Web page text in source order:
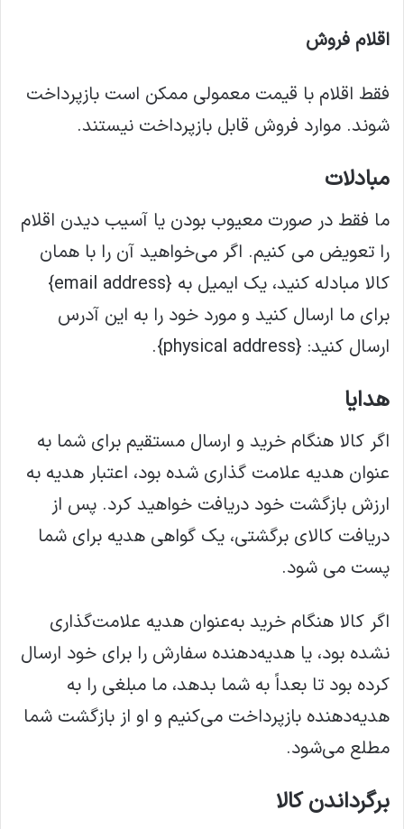
اقلام فروش
فقط اقلام با قیمت معمولی ممکن است بازپرداخت
شوند. موارد فروش قابل بازپرداخت نیستند.
مبادلات
ما فقط در صورت معیوب بودن یا آسیب دیدن اقلام
را تعویض می کنیم. اگر می‌خواهید آن را با همان
کالا مبادله کنید، یک ایمیل به {email address}
برای ما ارسال کنید و مورد خود را به این آدرس
ارسال کنید: {physical address}.
هدایا
اگر کالا هنگام خرید و ارسال مستقیم برای شما به
عنوان هدیه علامت گذاری شده بود، اعتبار هدیه به
ارزش بازگشت خود دریافت خواهید کرد. پس از
دریافت کالای برگشتی، یک گواهی هدیه برای شما
پست می شود.
اگر کالا هنگام خرید به‌عنوان هدیه علامت‌گذاری
نشده بود، یا هدیه‌دهنده سفارش را برای خود ارسال
کرده بود تا بعداً به شما بدهد، ما مبلغی را به
هدیه‌دهنده بازپرداخت می‌کنیم و او از بازگشت شما
مطلع می‌شود.
برگرداندن کالا